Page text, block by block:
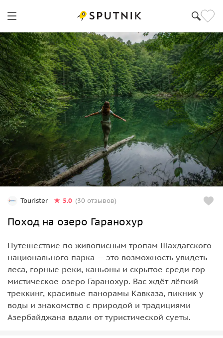
Tourister 5.0 (30 отзывов)
Поход на озеро Гаранохур
Путешествие по живописным тропам Шахдагского
национального парка — это возможность увидеть
леса, горные реки, каньоны и скрытое среди гор
мистическое озеро Гаранохур. Вас ждёт лёгкий
треккинг, красивые панорамы Кавказа, пикник у
воды и знакомство с природой и традициями
Азербайджана вдали от туристической суеты.